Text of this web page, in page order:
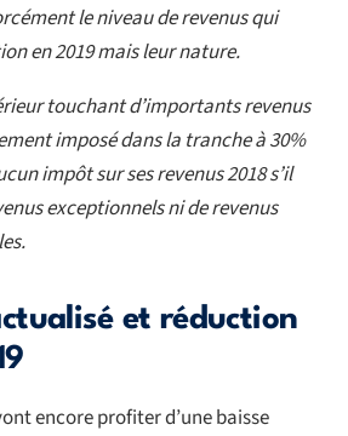
le niveau de revenus qui
en 2019 mais leur nature.
touchant d’importants revenus
imposé dans la tranche à 30%
impôt sur ses revenus 2018 s’il
exceptionnels ni de revenus
et réduction
encore profiter d’une baisse